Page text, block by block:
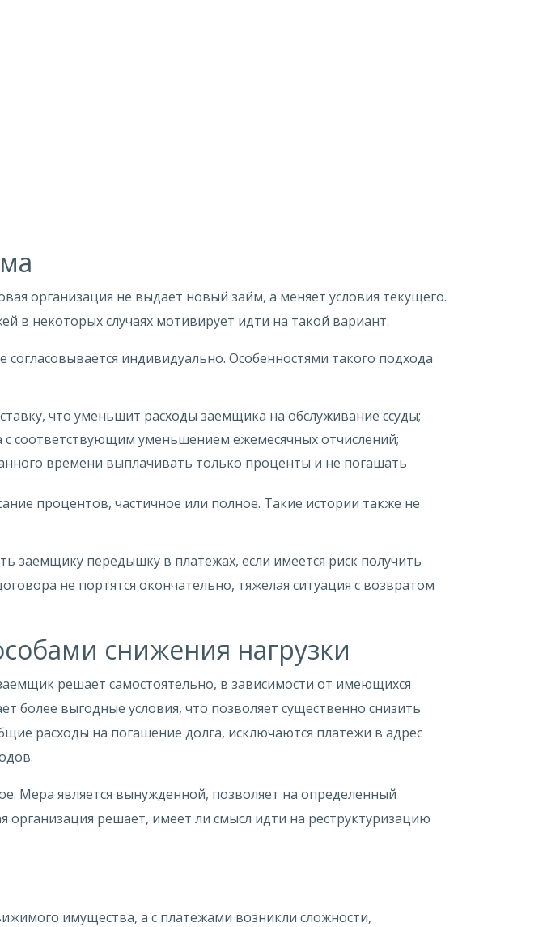
организация не выдает новый займ, а меняет условия текущего.
в некоторых случаях мотивирует идти на такой вариант.
индивидуально. Особенностями такого подхода
что уменьшит расходы заемщика на обслуживание ссуды;
соответствующим уменьшением ежемесячных отчислений;
времени выплачивать только проценты и не погашать
процентов, частичное или полное. Такие истории также не
заемщику передышку в платежах, если имеется риск получить
не портятся окончательно, тяжелая ситуация с возвратом
снижения нагрузки
решает самостоятельно, в зависимости от имеющихся
более выгодные условия, что позволяет существенно снизить
расходы на погашение долга, исключаются платежи в адрес
Мера является вынужденной, позволяет на определенный
решает, имеет ли смысл идти на реструктуризацию
имущества, а с платежами возникли сложности,